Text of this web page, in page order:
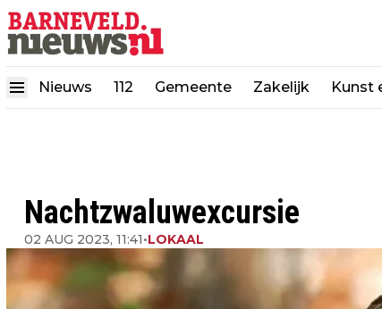
Nieuws 112 Gemeente Zakelijk Kunst
Nachtzwaluwexcursie
02 AUG 2023, 11:41•LOKAAL